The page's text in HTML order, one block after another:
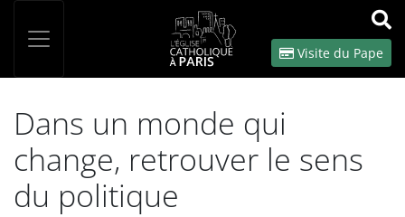
OK
Visite du Pape
Dans un monde qui
change, retrouver le sens
du politique
Panneau de gestion des cookies